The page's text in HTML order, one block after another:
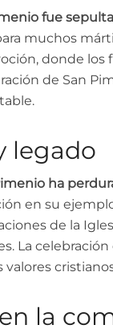
fue
muchos
donde los
de San
legado
ha
en su
de la
La
la